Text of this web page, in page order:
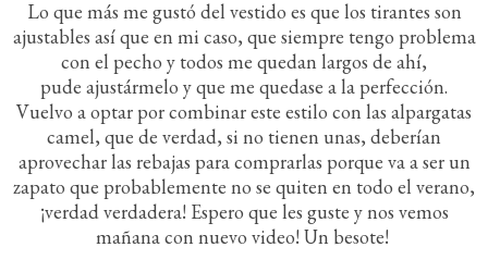
Lo que más me gustó del vestido es que los tirantes son
ajustables así que en mi caso, que siempre tengo problema
con el pecho y todos me quedan largos de ahí,
pude ajustármelo y que me quedase a la perfección.
Vuelvo a optar por combinar este estilo con las alpargatas
camel, que de verdad, si no tienen unas, deberían
aprovechar las rebajas para comprarlas porque va a ser un
zapato que probablemente no se quiten en todo el verano,
¡verdad verdadera! Espero que les guste y nos vemos
mañana con nuevo video! Un besote!